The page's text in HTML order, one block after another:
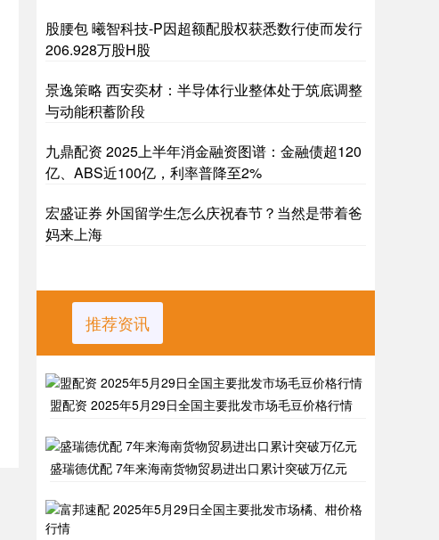
股腰包 曦智科技-P因超额配股权获悉数行使而发行
206.928万股H股
景逸策略 西安奕材：半导体行业整体处于筑底调整
与动能积蓄阶段
九鼎配资 2025上半年消金融资图谱：金融债超120
亿、ABS近100亿，利率普降至2%
宏盛证券 外国留学生怎么庆祝春节？当然是带着爸
妈来上海
推荐资讯
盟配资 2025年5月29日全国主要批发市场毛豆价格行情
盛瑞德优配 7年来海南货物贸易进出口累计突破万亿元